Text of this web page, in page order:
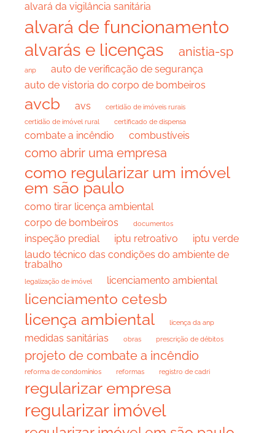
alvará da vigilância sanitária
alvará de funcionamento
alvarás e licenças anistia-sp
anp
auto de verificação de segurança
auto de vistoria do corpo de bombeiros
avcb avs
certidão de imóveis rurais
certidão de imóvel rural
certificado de dispensa
combate a incêndio combustíveis
como abrir uma empresa
como regularizar um imóvel
em são paulo
como tirar licença ambiental
corpo de bombeiros
documentos
inspeção predial iptu retroativo
iptu verde
laudo técnico das condições do ambiente de
trabalho
legalização de imóvel licenciamento ambiental
licenciamento cetesb
licença ambiental licença da anp
medidas sanitárias obras prescrição de débitos
projeto de combate a incêndio
reforma de condomínios reformas registro de cadri
regularizar empresa
regularizar imóvel